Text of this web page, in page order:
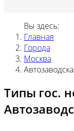
Вы здесь:
Главная
Города
Москва
Типы гос.